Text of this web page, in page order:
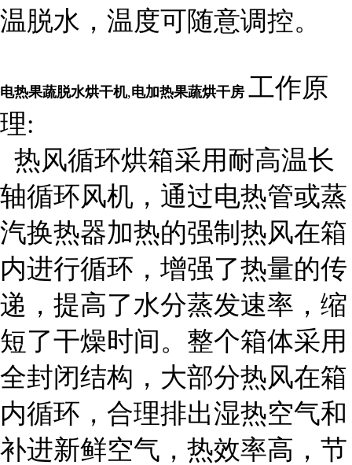
温脱水，温度可随意调控。
电热果蔬脱水烘干机,电加热果蔬烘干房 工作原
理:
热风循环烘箱采用耐高温长
轴循环风机，通过电热管或蒸
汽换热器加热的强制热风在箱
内进行循环，增强了热量的传
递，提高了水分蒸发速率，缩
短了干燥时间。整个箱体采用
全封闭结构，大部分热风在箱
内循环，合理排出湿热空气和
补进新鲜空气，热效率高，节